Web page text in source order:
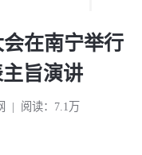
在南宁举行
旨演讲
| 阅读：7.1万